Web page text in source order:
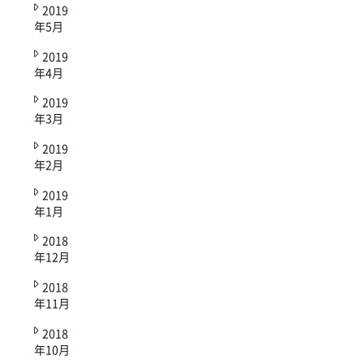
2019
年5月
2019
年4月
2019
年3月
2019
年2月
2019
年1月
2018
年12月
2018
年11月
2018
年10月